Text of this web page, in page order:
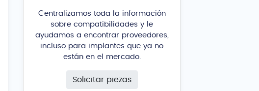
Centralizamos toda la información
sobre compatibilidades y le
ayudamos a encontrar proveedores,
incluso para implantes que ya no
están en el mercado.
Solicitar piezas